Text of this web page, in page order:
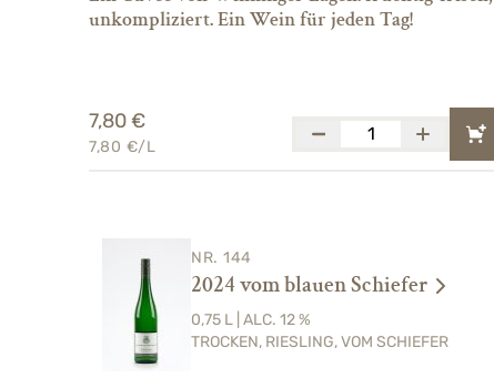
unkompliziert. Ein Wein für jeden Tag!
7,80 €
7,80 €/L
NR. 144
2024 vom blauen Schiefer
0,75 L | ALC. 12 %
TROCKEN, RIESLING, VOM SCHIEFER